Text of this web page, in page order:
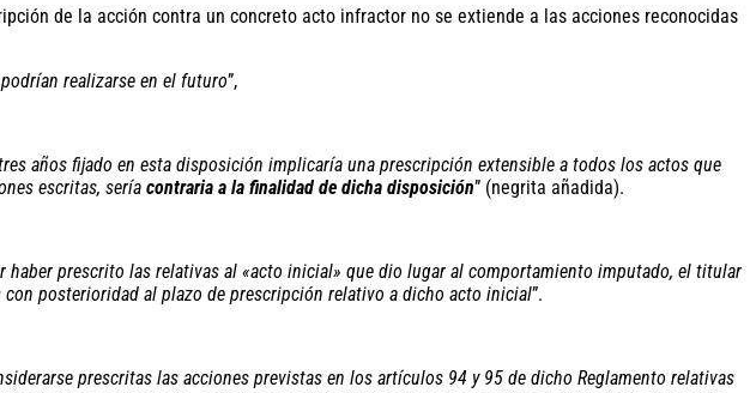
de la acción contra un concreto acto infractor no se extiende a las acciones reconocidas
realizarse en el futuro”,
años fijado en esta disposición implicaría una prescripción extensible a todos los actos que
escritas, sería contraria a la finalidad de dicha disposición” (negrita añadida).
prescrito las relativas al «acto inicial» que dio lugar al comportamiento imputado, el titular
posterioridad al plazo de prescripción relativo a dicho acto inicial”.
prescritas las acciones previstas en los artículos 94 y 95 de dicho Reglamento relativas